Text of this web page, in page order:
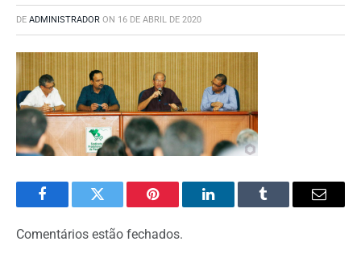
DE ADMINISTRADOR ON 16 DE ABRIL DE 2020
FacebookTwitter Pinterest LinkedInTumblr Email
Comentários estão fechados.